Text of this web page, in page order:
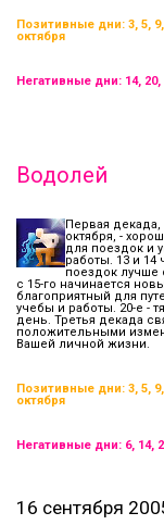
Позитивные дни: 3, 5, 9,
октября
Негативные дни: 14, 20,
Водолей
Первая декада,
октября, -
для поездок и
работы. 13 и 14
поездок лучше
с 15-го начинается
благоприятный для
учебы и работы. 20-е -
день. Третья декада
положительными
Вашей личной жизни.
Позитивные дни: 3, 5, 9,
октября
Негативные дни: 6, 14,
16 сентября